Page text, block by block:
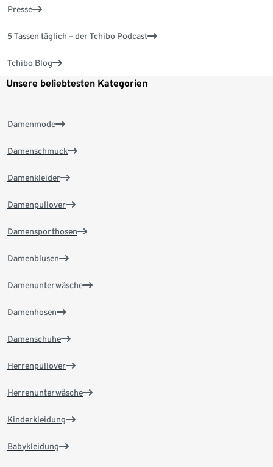
Presse
5 Tassen täglich – der Tchibo Podcast
Tchibo Blog
Unsere beliebtesten Kategorien
Damenmode
Damenschmuck
Damenkleider
Damenpullover
Damensporthosen
Damenblusen
Damenunterwäsche
Damenhosen
Damenschuhe
Herrenpullover
Herrenunterwäsche
Kinderkleidung
Babykleidung